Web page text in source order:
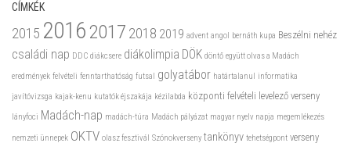
CÍMKÉK
2015 20162017 2018 2019 advent angol bernáth kupa Beszélni nehéz
családi nap DDC diákcsere diákolimpia DÖK döntő együtt olvas a Madách
eredmények felvételi fenntarthatóság futsal golyatábor határtalanul
informatika
javítóvizsga kajak-kenu kutatók éjszakája kézilabda központi felvételi levelező verseny
lányfoci Madách-nap madách-túra Madách pályázat magyar nyelv napja megemlékezés
nemzeti ünnepek OKTV olasz fesztivál Szónokverseny tankönyv tehetségpont verseny